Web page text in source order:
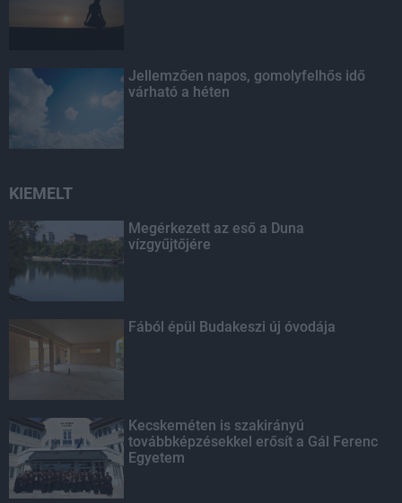
Jellemzően napos, gomolyfelhős idő
várható a héten
KIEMELT
Megérkezett az eső a Duna
vízgyűjtőjére
Fából épül Budakeszi új óvodája
Kecskeméten is szakirányú
továbbképzésekkel erősít a Gál Ferenc
Egyetem